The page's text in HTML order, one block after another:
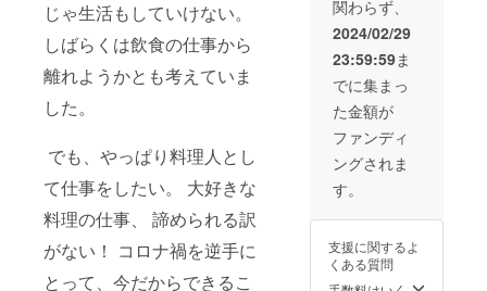
じゃ生活もしていけない。
しばらくは飲食の仕事から
離れようかとも考えていま
した。
でも、やっぱり料理人とし
て仕事をしたい。 大好きな
料理の仕事、 諦められる訳
がない！ コロナ禍を逆手に
とって、今だからできるこ
ご提示
下さ
い。 有
効期
限：
2024年
12月ま
で
関わらず、
2024/02/29
23:59:59ま
でに集まっ
た金額が
ファンディ
ングされま
す。
支援に関するよ
くある質問